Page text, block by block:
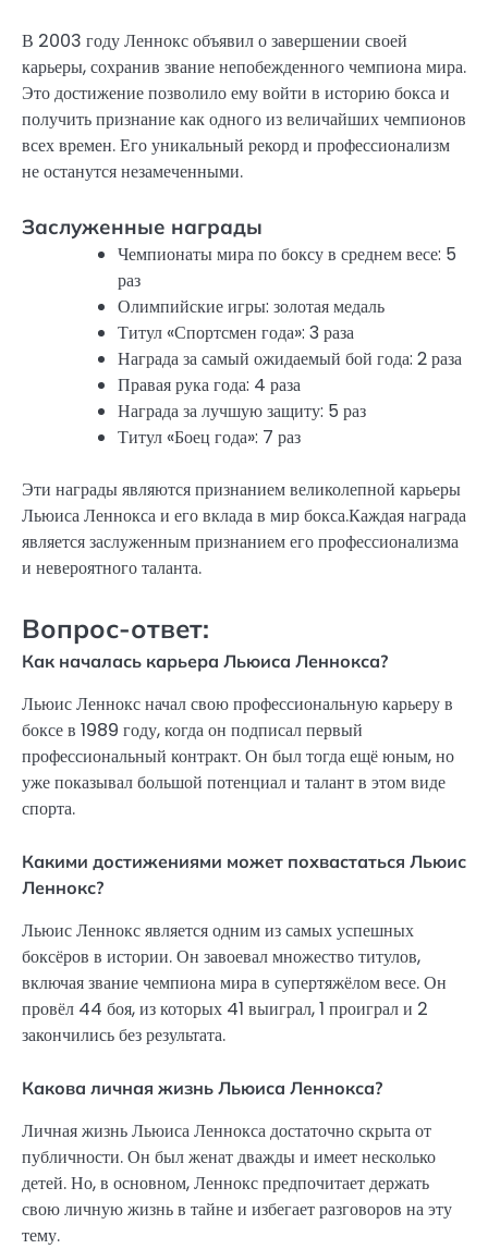
В 2003 году Леннокс объявил о завершении своей
карьеры, сохранив звание непобежденного чемпиона мира.
Это достижение позволило ему войти в историю бокса и
получить признание как одного из величайших чемпионов
всех времен. Его уникальный рекорд и профессионализм
не останутся незамеченными.
Заслуженные награды
Чемпионаты мира по боксу в среднем весе: 5
раз
Олимпийские игры: золотая медаль
Титул «Спортсмен года»: 3 раза
Награда за самый ожидаемый бой года: 2 раза
Правая рука года: 4 раза
Награда за лучшую защиту: 5 раз
Титул «Боец года»: 7 раз
Эти награды являются признанием великолепной карьеры
Льюиса Леннокса и его вклада в мир бокса.Каждая награда
является заслуженным признанием его профессионализма
и невероятного таланта.
Вопрос-ответ:
Как началась карьера Льюиса Леннокса?
Льюис Леннокс начал свою профессиональную карьеру в
боксе в 1989 году, когда он подписал первый
профессиональный контракт. Он был тогда ещё юным, но
уже показывал большой потенциал и талант в этом виде
спорта.
Какими достижениями может похвастаться Льюис
Леннокс?
Льюис Леннокс является одним из самых успешных
боксёров в истории. Он завоевал множество титулов,
включая звание чемпиона мира в супертяжёлом весе. Он
провёл 44 боя, из которых 41 выиграл, 1 проиграл и 2
закончились без результата.
Какова личная жизнь Льюиса Леннокса?
Личная жизнь Льюиса Леннокса достаточно скрыта от
публичности. Он был женат дважды и имеет несколько
детей. Но, в основном, Леннокс предпочитает держать
свою личную жизнь в тайне и избегает разговоров на эту
тему.